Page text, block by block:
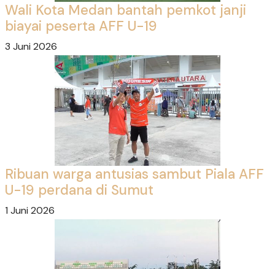
Wali Kota Medan bantah pemkot janji
biayai peserta AFF U-19
3 Juni 2026
Ribuan warga antusias sambut Piala AFF
U-19 perdana di Sumut
1 Juni 2026